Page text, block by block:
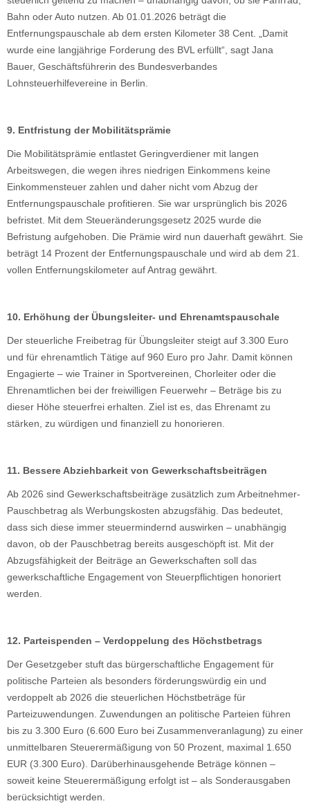
Bahn oder Auto nutzen. Ab 01.01.2026 beträgt die
Entfernungspauschale ab dem ersten Kilometer 38 Cent. „Damit
wurde eine langjährige Forderung des BVL erfüllt“, sagt Jana
Bauer, Geschäftsführerin des Bundesverbandes
Lohnsteuerhilfevereine in Berlin.
9. Entfristung der Mobilitätsprämie
Die Mobilitätsprämie entlastet Geringverdiener mit langen
Arbeitswegen, die wegen ihres niedrigen Einkommens keine
Einkommensteuer zahlen und daher nicht vom Abzug der
Entfernungspauschale profitieren. Sie war ursprünglich bis 2026
befristet. Mit dem Steueränderungsgesetz 2025 wurde die
Befristung aufgehoben. Die Prämie wird nun dauerhaft gewährt. Sie
beträgt 14 Prozent der Entfernungspauschale und wird ab dem 21.
vollen Entfernungskilometer auf Antrag gewährt.
10. Erhöhung der Übungsleiter- und Ehrenamtspauschale
Der steuerliche Freibetrag für Übungsleiter steigt auf 3.300 Euro
und für ehrenamtlich Tätige auf 960 Euro pro Jahr. Damit können
Engagierte – wie Trainer in Sportvereinen, Chorleiter oder die
Ehrenamtlichen bei der freiwilligen Feuerwehr – Beträge bis zu
dieser Höhe steuerfrei erhalten. Ziel ist es, das Ehrenamt zu
stärken, zu würdigen und finanziell zu honorieren.
11. Bessere Abziehbarkeit von Gewerkschaftsbeiträgen
Ab 2026 sind Gewerkschaftsbeiträge zusätzlich zum Arbeitnehmer-
Pauschbetrag als Werbungskosten abzugsfähig. Das bedeutet,
dass sich diese immer steuermindernd auswirken – unabhängig
davon, ob der Pauschbetrag bereits ausgeschöpft ist. Mit der
Abzugsfähigkeit der Beiträge an Gewerkschaften soll das
gewerkschaftliche Engagement von Steuerpflichtigen honoriert
werden.
12. Parteispenden – Verdoppelung des Höchstbetrags
Der Gesetzgeber stuft das bürgerschaftliche Engagement für
politische Parteien als besonders förderungswürdig ein und
verdoppelt ab 2026 die steuerlichen Höchstbeträge für
Parteizuwendungen. Zuwendungen an politische Parteien führen
bis zu 3.300 Euro (6.600 Euro bei Zusammenveranlagung) zu einer
unmittelbaren Steuerermäßigung von 50 Prozent, maximal 1.650
EUR (3.300 Euro). Darüberhinausgehende Beträge können –
soweit keine Steuerermäßigung erfolgt ist – als Sonderausgaben
berücksichtigt werden.